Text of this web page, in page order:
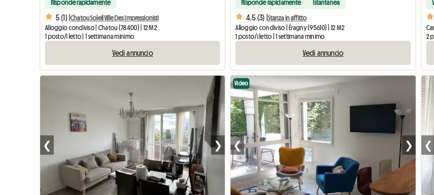
Risponde rapidamente
5 (1) |Chatou Soleil Ville Des Impressionisti
Alloggio condiviso | Chatou (78400) | 12 M2
1 posto/i letto | 1 settimana minimo
Vedi annuncio
Risponde rapidamente Istantanea
4.5 (3) | Stanza in affitto
Alloggio condiviso | Éragny (95610) | 12 M2
1 posto/i letto | 1 settimana minimo
Vedi annuncio
2
❮ ❯
Video
❮ ❯ ❮